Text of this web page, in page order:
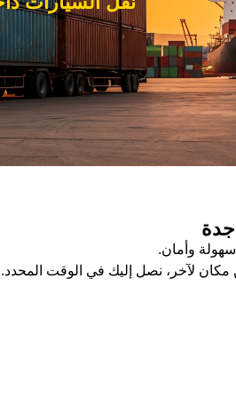
جدة
وأمان.
مكان لآخر، نصل إليك في الوقت المحدد.